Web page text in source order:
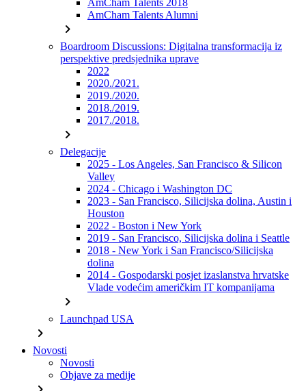
AmCham Talents Alumni
chevron_right
Boardroom Discussions: Digitalna transformacija iz
perspektive predsjednika uprave
2022
2020./2021.
2019./2020.
2018./2019.
2017./2018.
chevron_right
Delegacije
2025 - Los Angeles, San Francisco & Silicon
Valley
2024 - Chicago i Washington DC
2023 - San Francisco, Silicijska dolina, Austin i
Houston
2022 - Boston i New York
2019 - San Francisco, Silicijska dolina i Seattle
2018 - New York i San Francisco/Silicijska
dolina
2014 - Gospodarski posjet izaslanstva hrvatske
Vlade vodećim američkim IT kompanijama
chevron_right
Launchpad USA
chevron_right
Novosti
Novosti
Objave za medije